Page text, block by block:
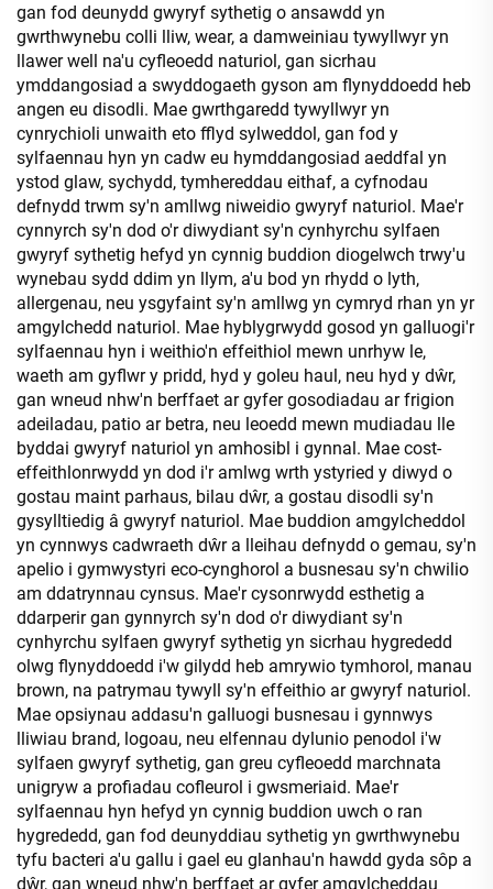
gan fod deunydd gwyryf sythetig o ansawdd yn
gwrthwynebu colli lliw, wear, a damweiniau tywyllwyr yn
llawer well na'u cyfleoedd naturiol, gan sicrhau
ymddangosiad a swyddogaeth gyson am flynyddoedd heb
angen eu disodli. Mae gwrthgaredd tywyllwyr yn
cynrychioli unwaith eto fflyd sylweddol, gan fod y
sylfaennau hyn yn cadw eu hymddangosiad aeddfal yn
ystod glaw, sychydd, tymhereddau eithaf, a cyfnodau
defnydd trwm sy'n amllwg niweidio gwyryf naturiol. Mae'r
cynnyrch sy'n dod o'r diwydiant sy'n cynhyrchu sylfaen
gwyryf sythetig hefyd yn cynnig buddion diogelwch trwy'u
wynebau sydd ddim yn llym, a'u bod yn rhydd o lyth,
allergenau, neu ysgyfaint sy'n amllwg yn cymryd rhan yn yr
amgylchedd naturiol. Mae hyblygrwydd gosod yn galluogi'r
sylfaennau hyn i weithio'n effeithiol mewn unrhyw le,
waeth am gyflwr y pridd, hyd y goleu haul, neu hyd y dŵr,
gan wneud nhw'n berffaet ar gyfer gosodiadau ar frigion
adeiladau, patio ar betra, neu leoedd mewn mudiadau lle
byddai gwyryf naturiol yn amhosibl i gynnal. Mae cost-
effeithlonrwydd yn dod i'r amlwg wrth ystyried y diwyd o
gostau maint parhaus, bilau dŵr, a gostau disodli sy'n
gysylltiedig â gwyryf naturiol. Mae buddion amgylcheddol
yn cynnwys cadwraeth dŵr a lleihau defnydd o gemau, sy'n
apelio i gymwystyri eco-cynghorol a busnesau sy'n chwilio
am ddatrynnau cynsus. Mae'r cysonrwydd esthetig a
ddarperir gan gynnyrch sy'n dod o'r diwydiant sy'n
cynhyrchu sylfaen gwyryf sythetig yn sicrhau hygrededd
olwg flynyddoedd i'w gilydd heb amrywio tymhorol, manau
brown, na patrymau tywyll sy'n effeithio ar gwyryf naturiol.
Mae opsiynau addasu'n galluogi busnesau i gynnwys
lliwiau brand, logoau, neu elfennau dylunio penodol i'w
sylfaen gwyryf sythetig, gan greu cyfleoedd marchnata
unigryw a profiadau cofleurol i gwsmeriaid. Mae'r
sylfaennau hyn hefyd yn cynnig buddion uwch o ran
hygrededd, gan fod deunyddiau sythetig yn gwrthwynebu
tyfu bacteri a'u gallu i gael eu glanhau'n hawdd gyda sôp a
dŵr, gan wneud nhw'n berffaet ar gyfer amgylcheddau